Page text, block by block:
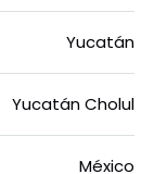
Yucatán
Yucatán Cholul
México